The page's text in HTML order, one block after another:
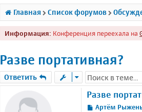
ы
л
к
Главная Список форумов
Информация: Конференция переехала на
Разве портативная?
Ответить
Разве
САртём